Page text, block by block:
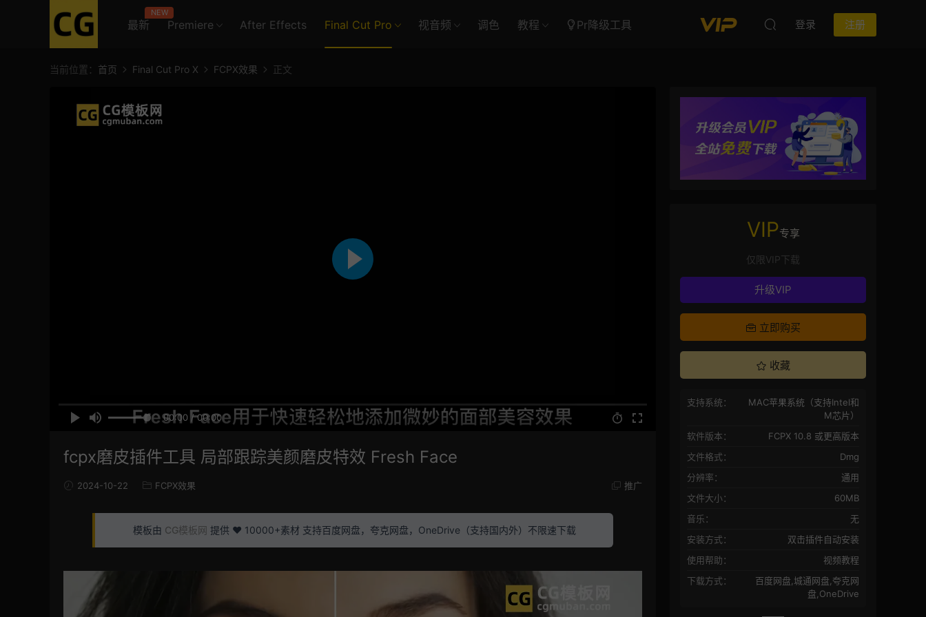
最新
NEW
Premiere After Effects Final Cut Pro 视音频 调色 教程 Pr降级工具 登录 注册
当前位置： 首页 Final Cut Pro X FCPX效果 正文
00:00 / 00:00
fcpx磨皮插件工具 局部跟踪美颜磨皮特效 Fresh Face
2024-10-22 FCPX效果 推广
模板由 CG模板网 提供 ❤️ 10000+素材 支持百度网盘，夸克网盘，OneDrive（支持国内外）不限速下载
VIP专享
仅限VIP下载
升级VIP
立即购买
收藏
支持系统：
MAC苹果系统（支持Intel和
M芯片）
软件版本：
FCPX 10.8 或更高版本
文件格式：
Dmg
分辨率：
通用
文件大小：
60MB
音乐：
无
安装方式：
双击插件自动安装
使用帮助：
视频教程
下载方式：
百度网盘,城通网盘,夸克网
盘,OneDrive